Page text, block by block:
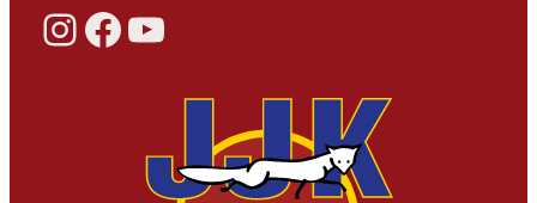
InstagramFacebook YouTube